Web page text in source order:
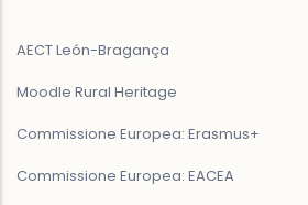
AECT León-Bragança
Moodle Rural Heritage
Commissione Europea: Erasmus+
Commissione Europea: EACEA